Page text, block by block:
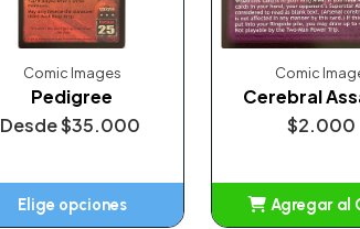
Comic Images
Pedigree
Desde$35.000
Elige opciones
Comic
Cerebral
$2.000
Agregar al